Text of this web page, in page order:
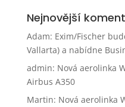
Nejnovější
Adam: Exim/Fischer
Vallarta) a nabídne
admin: Nová aerolinka
Airbus A350
Martin: Nová aerolinka